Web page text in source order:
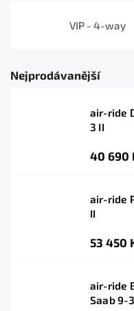
VIP - 4-way
Nejprodávanější
air-ride
3 II
40 690
air-ride
II
53 450
air-ride
Saab 9-